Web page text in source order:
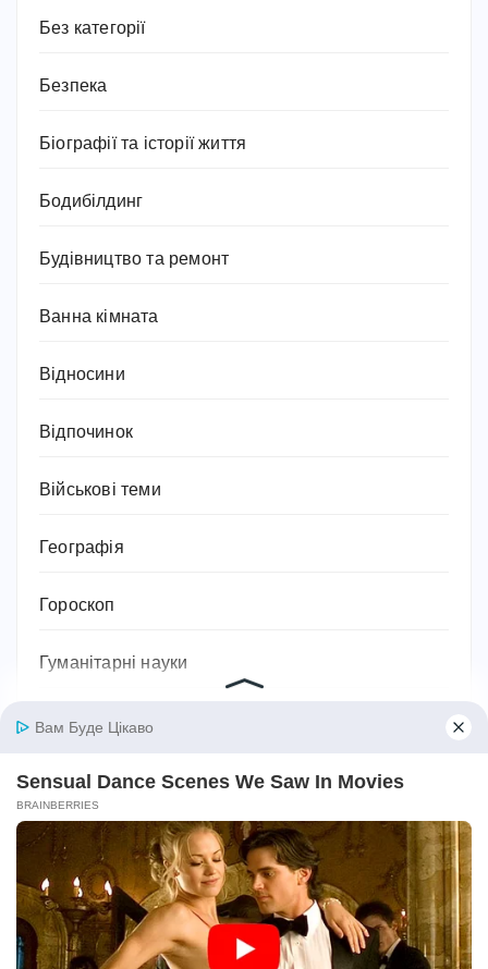
Без категорії
Безпека
Біографії та історії життя
Бодибілдинг
Будівництво та ремонт
Ванна кімната
Відносини
Відпочинок
Військові теми
Географія
Гороскоп
Гуманітарні науки
Дієти та схуднення
Дім
Діти
Домашнє господарство
Домашні улюбленці